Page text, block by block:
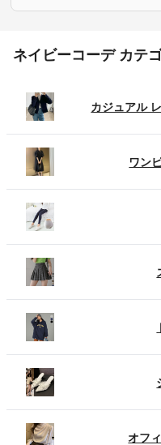
ネイビーコーデ カテ
カジュアル
ワン
オフ